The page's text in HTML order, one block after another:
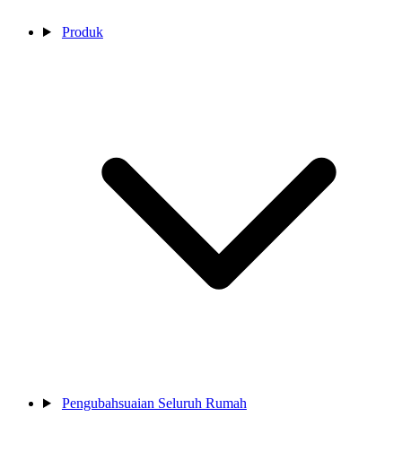
Produk
Pengubahsuaian Seluruh Rumah